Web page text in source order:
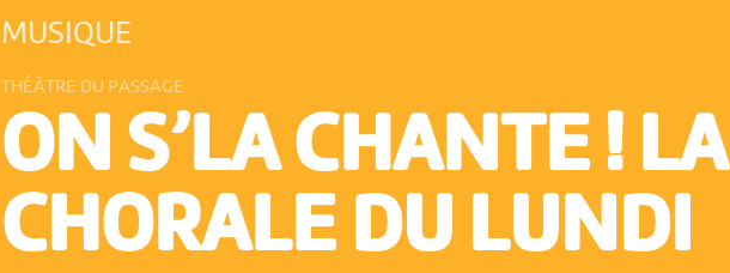
MUSIQUE
THÉÂTRE DU PASSAGE
ON S’LA CHANTE ! LA
CHORALE DU LUNDI